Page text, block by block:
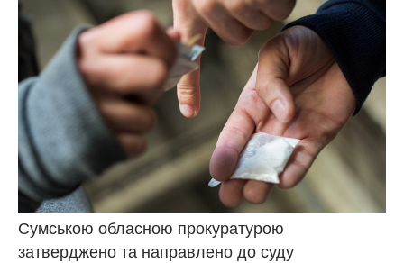
Сумською обласною прокуратурою
затверджено та направлено до суду